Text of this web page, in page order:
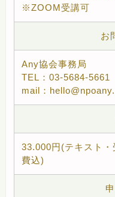
※ZOOM受講可
お
Any協会事務局
TEL：03-5684-5661
mail：
33.000円(テキスト
費込)